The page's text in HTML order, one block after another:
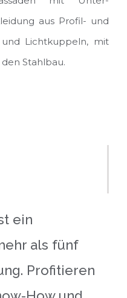
aus Profil- und
Lichtkuppeln, mit
Stahlbau.
ein
als fünf
Profitieren